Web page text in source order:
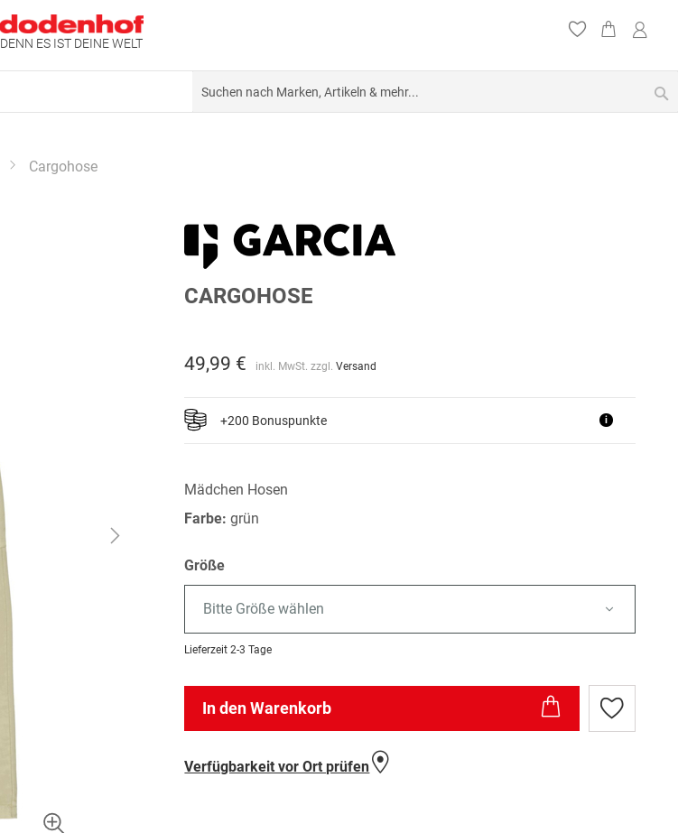
DENN ES IST DEINE WELT
Cargohose
CARGOHOSE
49,99 € inkl. MwSt. zzgl.Versand
+200 Bonuspunkte i
Mädchen Hosen
Farbe:grün
Größe
Bitte Größe wählen
Lieferzeit 2-3 Tage
In den Warenkorb
Zur
Wunschliste
Verfügbarkeit vor Ort prüfen